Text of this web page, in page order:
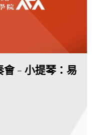
會 - 小提琴：易